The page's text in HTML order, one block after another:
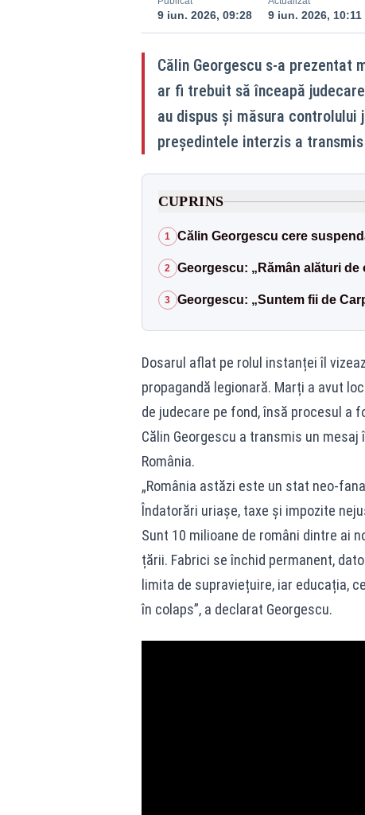
9 iun. 2026, 09:28 9 iun. 2026, 10:11
Călin Georgescu s-a prezentat
ar fi trebuit să înceapă
au dispus și măsura controlului
președintele interzis a
CUPRINS
1 Călin Georgescu cere
2 Georgescu: „Rămân alături de
3 Georgescu: „Suntem fii de
Dosarul aflat pe rolul instanței îl
propagandă legionară. Marți a avut
de judecare pe fond, însă procesul a
Călin Georgescu a transmis un
România.
„România astăzi este un stat neo-
Îndatorări uriașe, taxe și impozite
Sunt 10 milioane de români dintre ai
țării. Fabrici se închid permanent,
limita de supraviețuire, iar educația,
în colaps”, a declarat Georgescu.